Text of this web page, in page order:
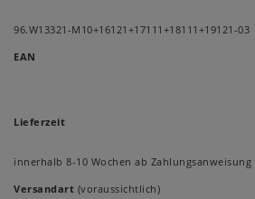
96.W13321-M10+16121+17111+18111+19121-03
EAN
Lieferzeit
innerhalb 8-10 Wochen ab Zahlungsanweisung
Versandart (voraussichtlich)